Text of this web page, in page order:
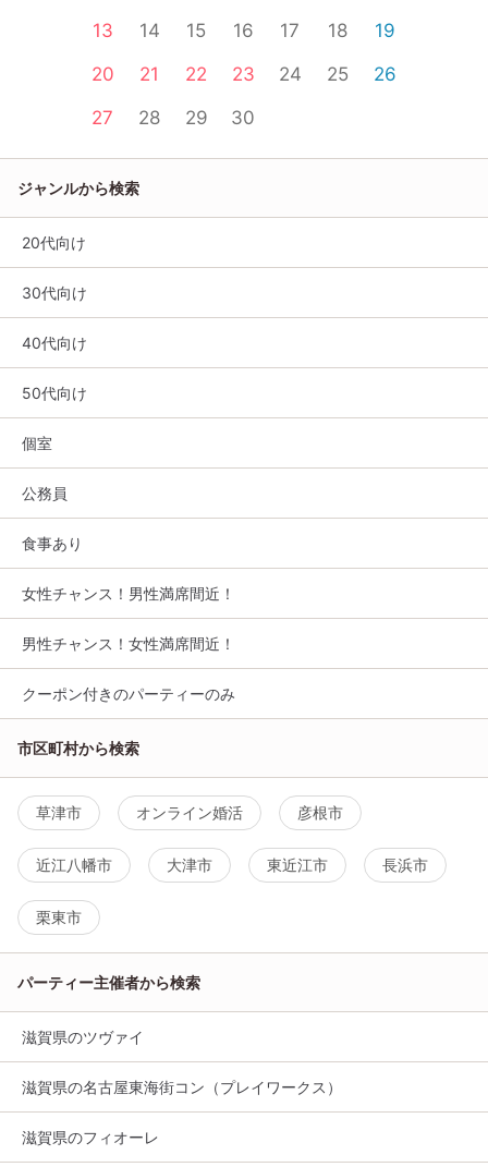
13
14 15 16 17 18
19
20
21 22 23 24 25
26
27
28 29 30
ジャンルから検索
20代向け
30代向け
40代向け
50代向け
個室
公務員
食事あり
女性チャンス！男性満席間近！
男性チャンス！女性満席間近！
クーポン付きのパーティーのみ
市区町村から検索
草津市 オンライン婚活 彦根市
近江八幡市 大津市 東近江市 長浜市
栗東市
パーティー主催者から検索
滋賀県のツヴァイ
滋賀県の名古屋東海街コン（プレイワークス）
滋賀県のフィオーレ